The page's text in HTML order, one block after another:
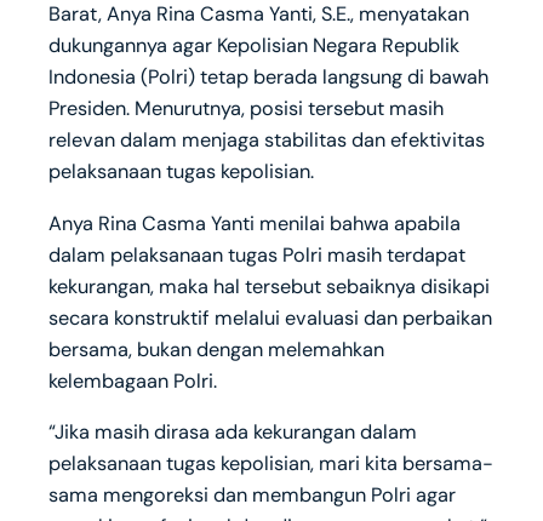
Barat, Anya Rina Casma Yanti, S.E., menyatakan
dukungannya agar Kepolisian Negara Republik
Indonesia (Polri) tetap berada langsung di bawah
Presiden. Menurutnya, posisi tersebut masih
relevan dalam menjaga stabilitas dan efektivitas
pelaksanaan tugas kepolisian.
Anya Rina Casma Yanti menilai bahwa apabila
dalam pelaksanaan tugas Polri masih terdapat
kekurangan, maka hal tersebut sebaiknya disikapi
secara konstruktif melalui evaluasi dan perbaikan
bersama, bukan dengan melemahkan
kelembagaan Polri.
“Jika masih dirasa ada kekurangan dalam
pelaksanaan tugas kepolisian, mari kita bersama-
sama mengoreksi dan membangun Polri agar